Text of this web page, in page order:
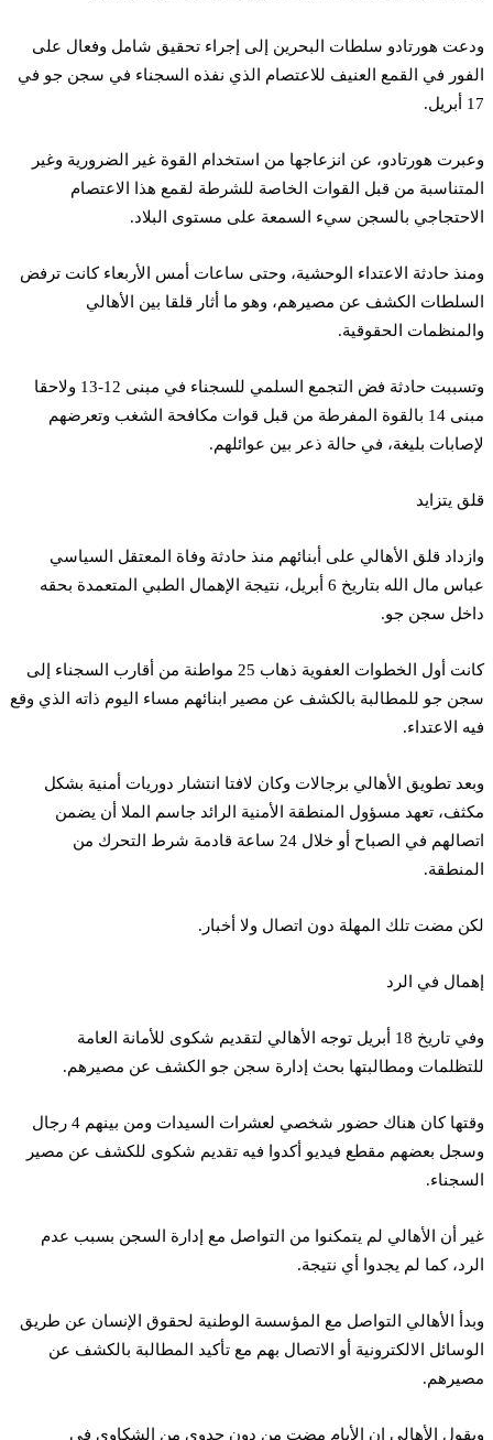
ودعت هورتادو سلطات البحرين إلى إجراء تحقيق شامل وفعال على
الفور في القمع العنيف للاعتصام الذي نفذه السجناء في سجن جو في
17 أبريل.
وعبرت هورتادو، عن انزعاجها من استخدام القوة غير الضرورية وغير
المتناسبة من قبل القوات الخاصة للشرطة لقمع هذا الاعتصام
الاحتجاجي بالسجن سيء السمعة على مستوى البلاد.
ومنذ حادثة الاعتداء الوحشية، وحتى ساعات أمس الأربعاء كانت ترفض
السلطات الكشف عن مصيرهم، وهو ما أثار قلقا بين الأهالي
والمنظمات الحقوقية.
وتسببت حادثة فض التجمع السلمي للسجناء في مبنى 12-13 ولاحقا
مبنى 14 بالقوة المفرطة من قبل قوات مكافحة الشغب وتعرضهم
لإصابات بليغة، في حالة ذعر بين عوائلهم.
قلق يتزايد
وازداد قلق الأهالي على أبنائهم منذ حادثة وفاة المعتقل السياسي
عباس مال الله بتاريخ 6 أبريل، نتيجة الإهمال الطبي المتعمدة بحقه
داخل سجن جو.
كانت أول الخطوات العفوية ذهاب 25 مواطنة من أقارب السجناء إلى
سجن جو للمطالبة بالكشف عن مصير ابنائهم مساء اليوم ذاته الذي وقع
فيه الاعتداء.
وبعد تطويق الأهالي برجالات وكان لافتا انتشار دوريات أمنية بشكل
مكثف، تعهد مسؤول المنطقة الأمنية الرائد جاسم الملا أن يضمن
اتصالهم في الصباح أو خلال 24 ساعة قادمة شرط التحرك من
المنطقة.
لكن مضت تلك المهلة دون اتصال ولا أخبار.
إهمال في الرد
وفي تاريخ 18 أبريل توجه الأهالي لتقديم شكوى للأمانة العامة
للتظلمات ومطالبتها بحث إدارة سجن جو الكشف عن مصيرهم.
وقتها كان هناك حضور شخصي لعشرات السيدات ومن بينهم 4 رجال
وسجل بعضهم مقطع فيديو أكدوا فيه تقديم شكوى للكشف عن مصير
السجناء.
غير أن الأهالي لم يتمكنوا من التواصل مع إدارة السجن بسبب عدم
الرد، كما لم يجدوا أي نتيجة.
وبدأ الأهالي التواصل مع المؤسسة الوطنية لحقوق الإنسان عن طريق
الوسائل الالكترونية أو الاتصال بهم مع تأكيد المطالبة بالكشف عن
مصيرهم.
ويقول الأهالي إن الأيام مضت من دون جدوى من الشكاوى في